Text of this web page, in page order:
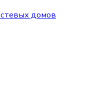
домов